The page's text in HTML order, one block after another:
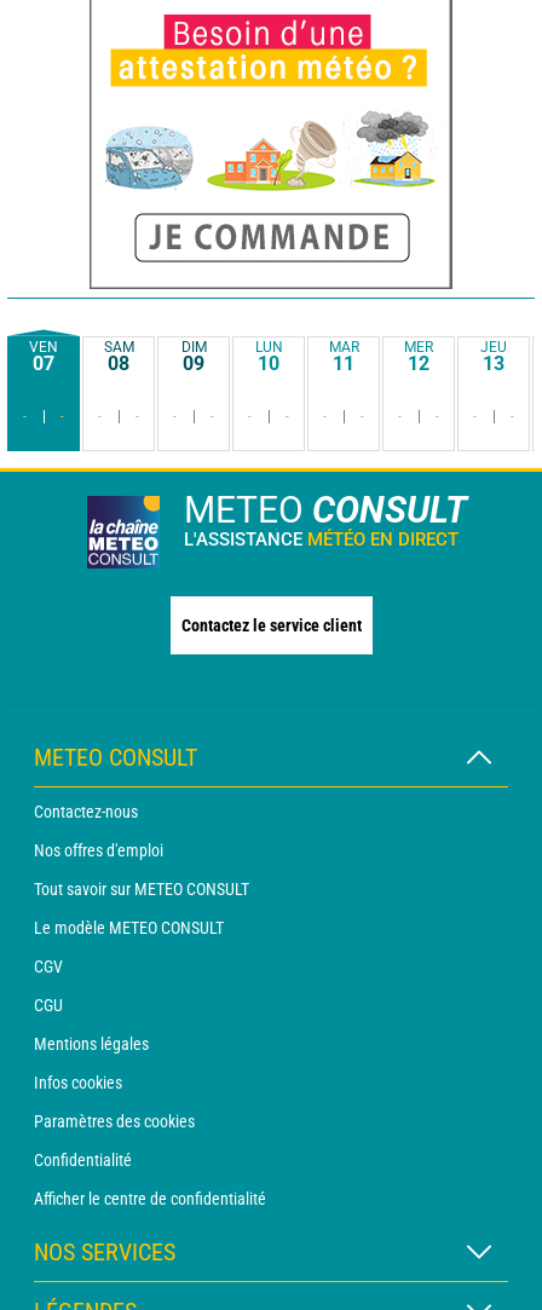
VEN
07
- -
SAM
08
- -
DIM
09
- -
LUN
10
- -
MAR
11
- -
MER
12
- -
JEU
13
- -
METEO CONSULT
L'ASSISTANCE MÉTÉO EN DIRECT
Contactez le service client
METEO CONSULT
Contactez-nous
Nos offres d'emploi
Tout savoir sur METEO CONSULT
Le modèle METEO CONSULT
CGV
CGU
Mentions légales
Infos cookies
Paramètres des cookies
Confidentialité
Afficher le centre de confidentialité
NOS SERVICES
Abonnement METEO Xpert